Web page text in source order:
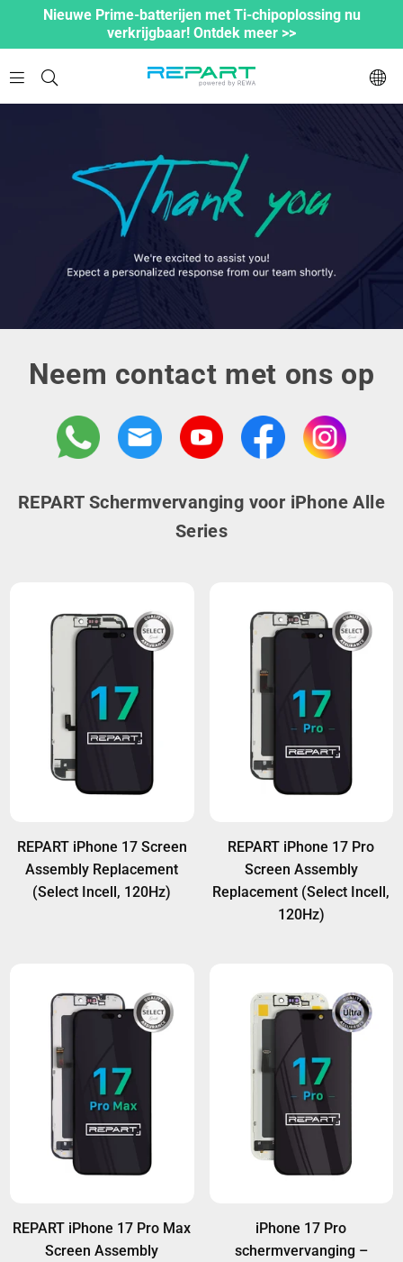
Nieuwe Prime-batterijen met Ti-chipoplossing nu
verkrijgbaar! Ontdek meer >>
Neem contact met ons op
REPART Schermvervanging voor iPhone Alle
Series
REPART iPhone 17 Screen
Assembly Replacement
(Select Incell, 120Hz)
REPART iPhone 17 Pro
Screen Assembly
Replacement (Select Incell,
120Hz)
REPART iPhone 17 Pro Max
Screen Assembly
iPhone 17 Pro
schermvervanging –